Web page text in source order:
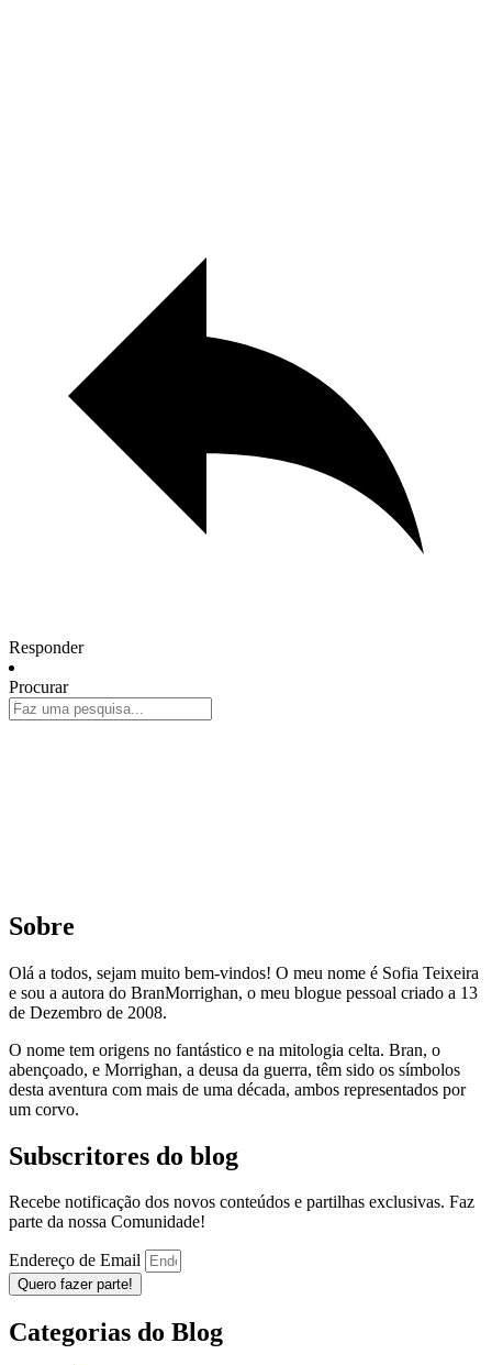
Responder
Procurar
Sobre
Olá a todos, sejam muito bem-vindos! O meu nome é Sofia Teixeira
e sou a autora do BranMorrighan, o meu blogue pessoal criado a 13
de Dezembro de 2008.
O nome tem origens no fantástico e na mitologia celta. Bran, o
abençoado, e Morrighan, a deusa da guerra, têm sido os símbolos
desta aventura com mais de uma década, ambos representados por
um corvo.
Subscritores do blog
Recebe notificação dos novos conteúdos e partilhas exclusivas. Faz
parte da nossa Comunidade!
Endereço de Email
Quero fazer parte!
Categorias do Blog